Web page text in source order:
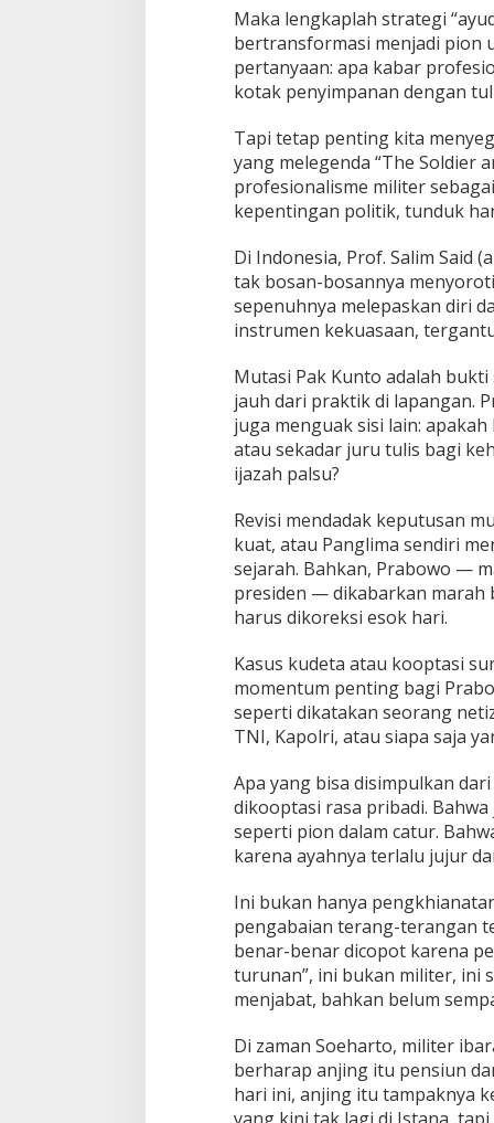
Maka lengkaplah strategi
bertransformasi menjadi pion
pertanyaan: apa kabar
kotak penyimpanan dengan
Tapi tetap penting kita
yang melegenda “The Soldier
profesionalisme militer
kepentingan politik, tunduk
Di Indonesia, Prof. Salim Said
tak bosan-bosannya
sepenuhnya melepaskan diri
instrumen kekuasaan,
Mutasi Pak Kunto adalah
jauh dari praktik di lapangan.
juga menguak sisi lain:
atau sekadar juru tulis bagi
ijazah palsu?
Revisi mendadak keputusan
kuat, atau Panglima sendiri
sejarah. Bahkan, Prabowo —
presiden — dikabarkan marah
harus dikoreksi esok hari.
Kasus kudeta atau kooptasi
momentum penting bagi
seperti dikatakan seorang
TNI, Kapolri, atau siapa saja
Apa yang bisa disimpulkan
dikooptasi rasa pribadi.
seperti pion dalam catur.
karena ayahnya terlalu jujur
Ini bukan hanya
pengabaian terang-terangan
benar-benar dicopot karena
turunan”, ini bukan militer, ini
menjabat, bahkan belum
Di zaman Soeharto, militer
berharap anjing itu pensiun
hari ini, anjing itu tampaknya
yang kini tak lagi di Istana,